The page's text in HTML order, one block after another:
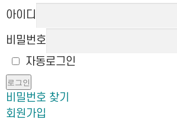
아이디
비밀번호
자동로그인
로그인
비밀번호 찾기
회원가입